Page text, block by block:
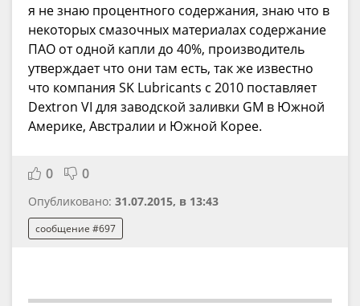
я не знаю процентного содержания, знаю что в
некоторых смазочных материалах содержание
ПАО от одной капли до 40%, производитель
утверждает что они там есть, так же известно
что компания SK Lubricants c 2010 поставляет
Dextron VI для заводской заливки GM в Южной
Америке, Австралии и Южной Корее.
0 0
Опубликовано: 31.07.2015, в 13:43
сообщение #697